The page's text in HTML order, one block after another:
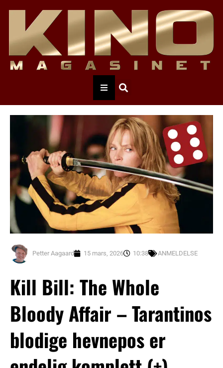
Petter Aagaard 15 mars, 2026 10:38 ANMELDELSE
Kill Bill: The Whole
Bloody Affair – Tarantinos
blodige hevnepos er